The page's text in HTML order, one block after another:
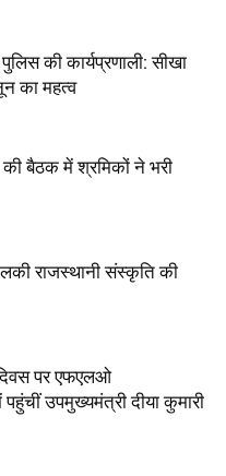
पुलिस की कार्यप्रणाली: सीखा
का महत्व
बैठक में श्रमिकों ने भरी
राजस्थानी संस्कृति की
पर एफएलओ
उपमुख्यमंत्री दीया कुमारी